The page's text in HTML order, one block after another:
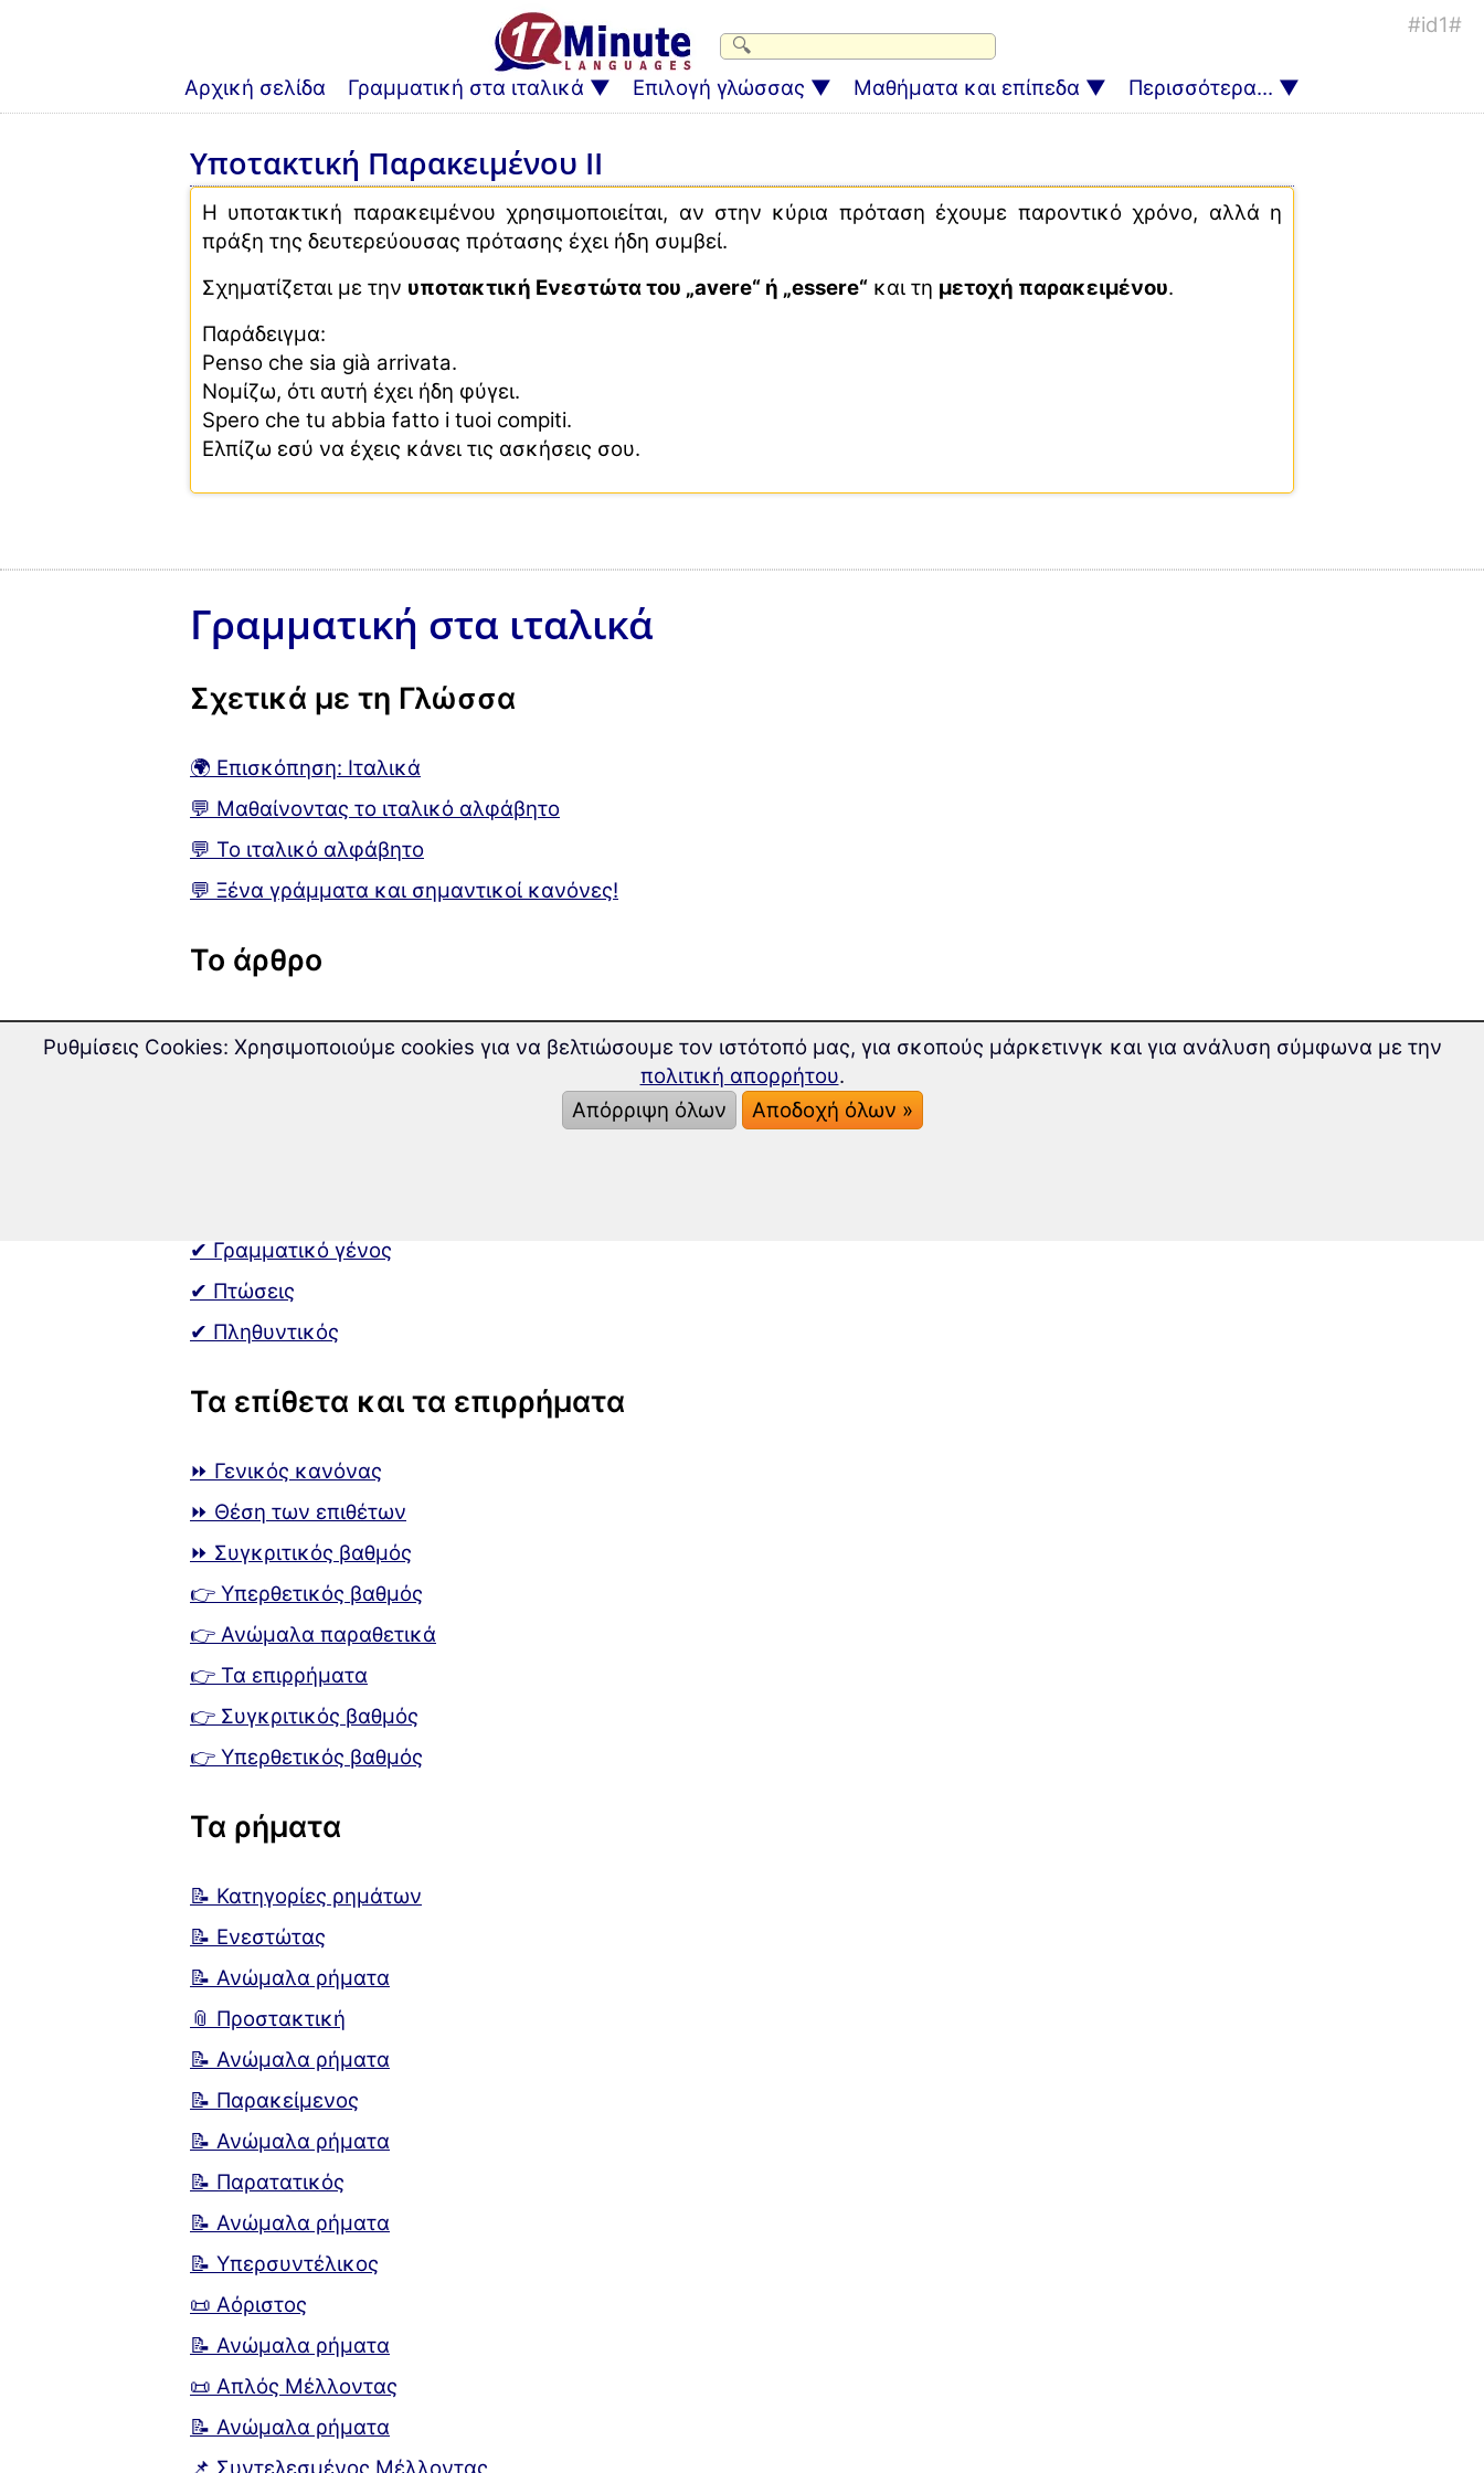
Αρχική σελίδα Γραμματική στα ιταλικά Επιλογή γλώσσας Μαθήματα και επίπεδα Περισσότερα...
#id1#
Υποτακτική Παρακειμένου ΙΙ
Η υποτακτική παρακειμένου χρησιμοποιείται, αν στην κύρια πρόταση έχουμε παροντικό χρόνο, αλλά η
πράξη της δευτερεύουσας πρότασης έχει ήδη συμβεί.
Σχηματίζεται με την υποτακτική Ενεστώτα του „avere“ ή „essere“ και τη μετοχή παρακειμένου.
Παράδειγμα:
Penso che sia già arrivata.
Νομίζω, ότι αυτή έχει ήδη φύγει.
Spero che tu abbia fatto i tuoi compiti.
Ελπίζω εσύ να έχεις κάνει τις ασκήσεις σου.
Γραμματική στα ιταλικά
Σχετικά με τη Γλώσσα
🌍 Επισκόπηση: Ιταλικά
💬 Μαθαίνοντας το ιταλικό αλφάβητο
💬 Το ιταλικό αλφάβητο
💬 Ξένα γράμματα και σημαντικοί κανόνες!
Το άρθρο
✍ Το άρθρο
✔ Γραμματικό γένος
✔ Πτώσεις
✔ Πληθυντικός
Τα επίθετα και τα επιρρήματα
⏩ Γενικός κανόνας
⏩ Θέση των επιθέτων
⏩ Συγκριτικός βαθμός
👉 Υπερθετικός βαθμός
👉 Ανώμαλα παραθετικά
👉 Τα επιρρήματα
👉 Συγκριτικός βαθμός
👉 Υπερθετικός βαθμός
Τα ρήματα
📝 Κατηγορίες ρημάτων
📝 Ενεστώτας
📝 Ανώμαλα ρήματα
📎 Προστακτική
📝 Ανώμαλα ρήματα
📝 Παρακείμενος
📝 Ανώμαλα ρήματα
📝 Παρατατικός
📝 Ανώμαλα ρήματα
📝 Υπερσυντέλικος
📜 Αόριστος
📝 Ανώμαλα ρήματα
📜 Απλός Μέλλοντας
📝 Ανώμαλα ρήματα
Ρυθμίσεις Cookies: Χρησιμοποιούμε cookies για να βελτιώσουμε τον ιστότοπό μας, για σκοπούς μάρκετινγκ και για ανάλυση σύμφωνα με την
πολιτική απορρήτου.
Απόρριψη όλων
Αποδοχή όλων »